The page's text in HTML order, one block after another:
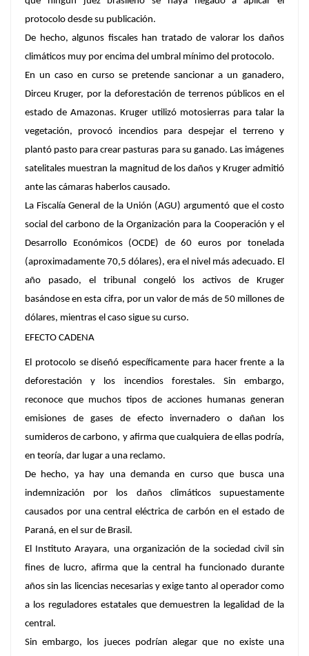
protocolo desde su publicación.
De hecho, algunos fiscales han tratado de valorar los daños
climáticos muy por encima del umbral mínimo del protocolo.
En un caso en curso se pretende sancionar a un ganadero,
Dirceu Kruger, por la deforestación de terrenos públicos en el
estado de Amazonas. Kruger utilizó motosierras para talar la
vegetación, provocó incendios para despejar el terreno y
plantó pasto para crear pasturas para su ganado. Las imágenes
satelitales muestran la magnitud de los daños y Kruger admitió
ante las cámaras haberlos causado.
La Fiscalía General de la Unión (AGU) argumentó que el costo
social del carbono de la Organización para la Cooperación y el
Desarrollo Económicos (OCDE) de 60 euros por tonelada
(aproximadamente 70,5 dólares), era el nivel más adecuado. El
año pasado, el tribunal congeló los activos de Kruger
basándose en esta cifra, por un valor de más de 50 millones de
dólares, mientras el caso sigue su curso.
EFECTO CADENA
El protocolo se diseñó específicamente para hacer frente a la
deforestación y los incendios forestales. Sin embargo,
reconoce que muchos tipos de acciones humanas generan
emisiones de gases de efecto invernadero o dañan los
sumideros de carbono, y afirma que cualquiera de ellas podría,
en teoría, dar lugar a una reclamo.
De hecho, ya hay una demanda en curso que busca una
indemnización por los daños climáticos supuestamente
causados por una central eléctrica de carbón en el estado de
Paraná, en el sur de Brasil.
El Instituto Arayara, una organización de la sociedad civil sin
fines de lucro, afirma que la central ha funcionado durante
años sin las licencias necesarias y exige tanto al operador como
a los reguladores estatales que demuestren la legalidad de la
central.
Sin embargo, los jueces podrían alegar que no existe una